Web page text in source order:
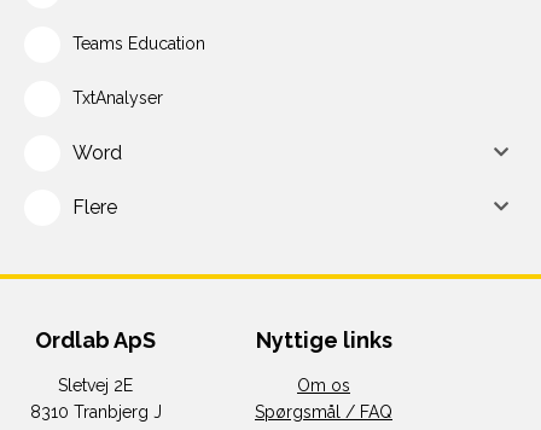
Teams Education
TxtAnalyser
Word
Flere
Ordlab ApS
Sletvej 2E
8310 Tranbjerg J
Nyttige links
Om os
Spørgsmål / FAQ